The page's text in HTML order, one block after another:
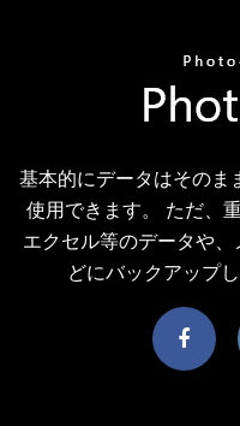
基本的にデータはそのま
使用できます。 ただ、
エクセル等のデータや
どにバックアップ